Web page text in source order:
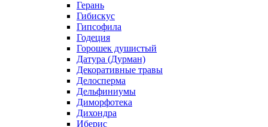
Герань
Гибискус
Гипсофила
Годеция
Горошек душистый
Датура (Дурман)
Декоративные травы
Делосперма
Дельфиниумы
Диморфотека
Дихондра
Иберис